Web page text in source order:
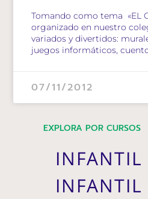
Tomando como tema «EL
organizado en nuestro
variados y divertidos:
juegos informáticos,
07/11/2012
EXPLORA POR CURSOS
INFANTIL
INFANTIL